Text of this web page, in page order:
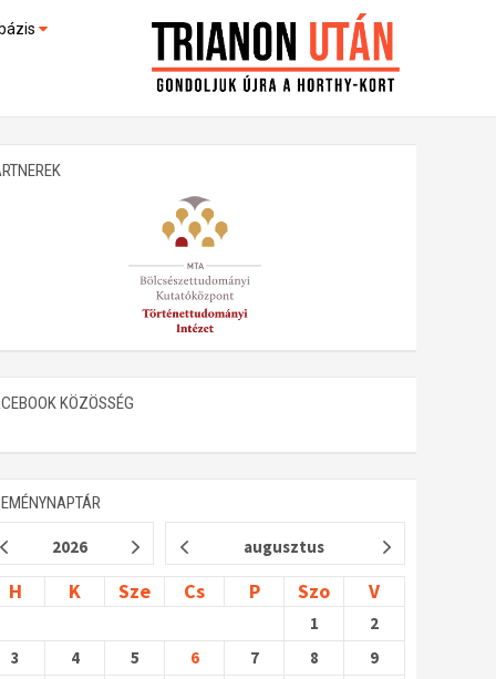
(feltöltés alatt)
KÖZÖSSÉG
2026 augusztus
H K Sze Cs P Szo V
1
2
3
4 5 6 7 8
9